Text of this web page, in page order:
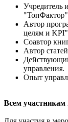
Учредитель
Автор
целям и
Соавтор
Автор
управления.
Опыт
Всем участникам